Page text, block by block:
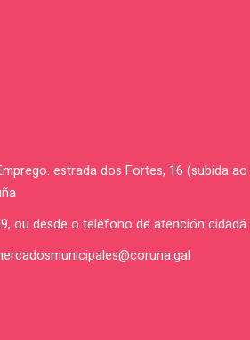
estrada dos Fortes, 16 (subida
ou desde o teléfono de atención cidadá